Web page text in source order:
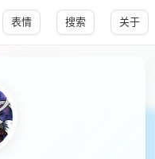
表情 搜索 关于